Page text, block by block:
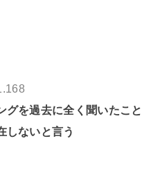
グを過去に全く聞いたこと
しないと言う